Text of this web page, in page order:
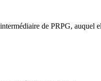
de PRPG,